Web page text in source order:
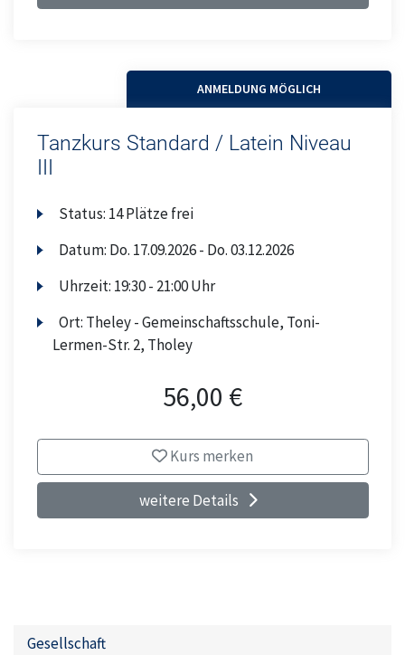
ANMELDUNG MÖGLICH
Tanzkurs Standard / Latein Niveau
III
Status: 14 Plätze frei
Datum: Do. 17.09.2026 - Do.03.12.2026
Uhrzeit: 19:30 - 21:00 Uhr
Ort: Theley - Gemeinschaftsschule, Toni-
Lermen-Str. 2, Tholey
56,00 €
Kurs merken
weitere Details
Gesellschaft